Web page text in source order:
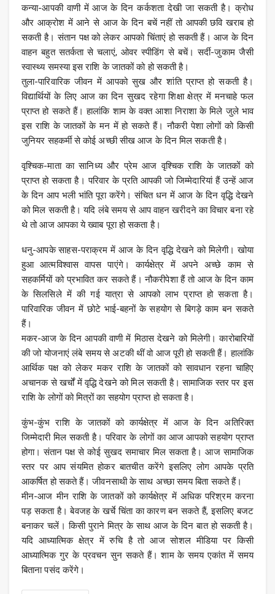
कन्या-आपकी वाणी में आज के दिन कर्कशता देखी जा सकती है। क्रोध
और आक्रोश में आने से आज के दिन बचें नहीं तो आपकी छवि खराब हो
सकती है। संतान पक्ष को लेकर आपको चिंताएं हो सकती हैं। आज के दिन
वाहन बहुत सतर्कता से चलाएं, ओवर स्पीडिंग से बचें। सर्दी-जुकाम जैसी
स्वास्थ्य समस्या इस राशि के जातकों को हो सकती है।
तुला-पारिवारिक जीवन में आपको सुख और शांति प्राप्त हो सकती है।
विद्यार्थियों के लिए आज का दिन सुखद रहेगा शिक्षा क्षेत्र में मनचाहे फल
प्राप्त हो सकते हैं। हालांकि शाम के वक्त आशा निराशा के मिले जुले भाव
इस राशि के जातकों के मन में हो सकते हैं। नौकरी पेशा लोगों को किसी
जुनियर सहकर्मी से कोई अच्छी सीख आज के दिन मिल सकती है।
वृश्चिक-माता का सानिध्य और प्रेम आज वृश्चिक राशि के जातकों को
प्राप्त हो सकता है। परिवार के प्रति आपकी जो जिम्मेदारियां हैं उन्हें आज
के दिन आप भली भांति पूरा करेंगे। संचित धन में आज के दिन वृद्धि देखने
को मिल सकती है। यदि लंबे समय से आप वाहन खरीदने का विचार बना रहे
थे तो आज आपका ये ख्वाब पूरा हो सकता है।
धनु-आपके साहस-पराक्रम में आज के दिन वृद्धि देखने को मिलेगी। खोया
हुआ आत्मविश्वास वापस पाएंगे। कार्यक्षेत्र में अपने अच्छे काम से
सहकर्मियों को प्रभावित कर सकते हैं। नौकरीपेशा हैं तो आज के दिन काम
के सिलसिले में की गई यात्रा से आपको लाभ प्राप्त हो सकता है।
पारिवारिक जीवन में छोटे भाई-बहनों के सहयोग से बिगड़े काम बन सकते
हैं।
मकर-आज के दिन आपकी वाणी में मिठास देखने को मिलेगी। कारोबारियों
की जो योजनाएं लंबे समय से अटकी थीं वो आज पूरी हो सकती हैं। हालांकि
आर्थिक पक्ष को लेकर मकर राशि के जातकों को सावधान रहना चाहिए
अचानक से खर्चों में वृद्धि देखने को मिल सकती है। सामाजिक स्तर पर इस
राशि के लोगों को मित्रों का सहयोग प्राप्त हो सकता है।
कुंभ-कुंभ राशि के जातकों को कार्यक्षेत्र में आज के दिन अतिरिक्त
जिम्मेदारी मिल सकती है। परिवार के लोगों का आज आपको सहयोग प्राप्त
होगा। संतान पक्ष से कोई सुखद समाचार मिल सकता है। आज सामाजिक
स्तर पर आप संयमित होकर बातचीत करेंगे इसलिए लोग आपके प्रति
आकर्षित हो सकते हैं। जीवनसाथी के साथ अच्छा समय बिता सकते हैं।
मीन-आज मीन राशि के जातकों को कार्यक्षेत्र में अधिक परिश्रम करना
पड़ सकता है। बेवजह के खर्चे चिंता का कारण बन सकते हैं, इसलिए बजट
बनाकर चलें। किसी पुराने मित्र के साथ आज के दिन बात हो सकती है।
यदि आध्यात्मिक क्षेत्र में रुचि है तो आज सोशल मीडिया पर किसी
आध्यात्मिक गुर के प्रवचन सुन सकते हैं। शाम के समय एकांत में समय
बिताना पसंद करेंगे।